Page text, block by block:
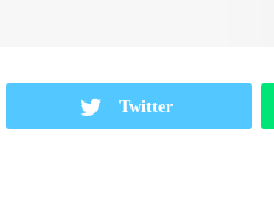
Twitter